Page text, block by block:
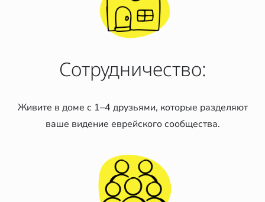
Сотрудничество:
Живите в доме с 1–4 друзьями, которые разделяют
ваше видение еврейского сообщества.